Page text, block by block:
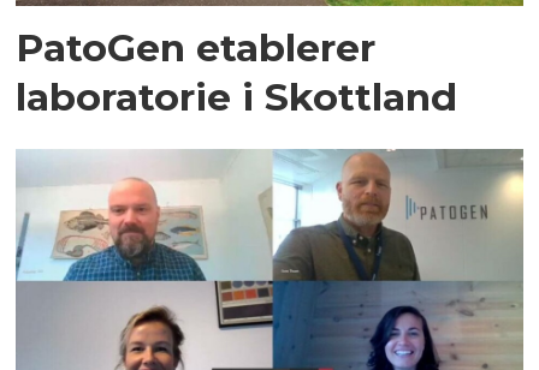
PatoGen etablerer
laboratorie i Skottland